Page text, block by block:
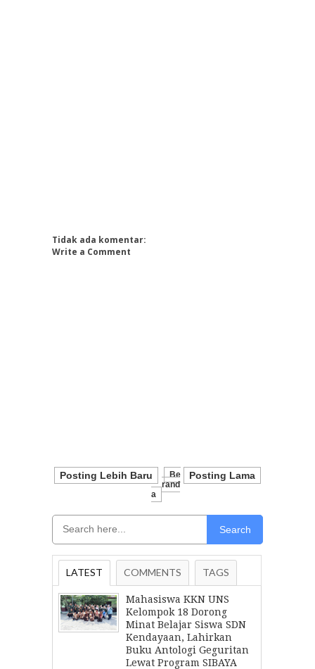
Tidak ada komentar:
Write a Comment
Posting Lebih Baru Posting Lama
Be
Rand
A
Search
LATEST COMMENTS TAGS
Mahasiswa KKN UNS
Kelompok 18 Dorong
Minat Belajar Siswa SDN
Kendayaan, Lahirkan
Buku Antologi Geguritan
Lewat Program SIBAYA